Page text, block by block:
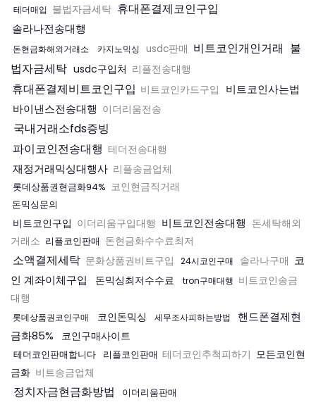
테더매입 불법자금세탁 휴대폰결제코인구입
솔라나전송대행
돈현금화해외거래소 카지노믹싱 usdc판매 비트코인개인거래 불
법자금세탁 usdc구입처 리플전송대행
휴대폰결제비트코인구입 비트코인카드구입
비트코인사는법
바이낸스전송대행 이더리움전송
국내거래소fds증빙
파이코인전송대행 테더전송대행
재정거래믹싱대행사 리플송금업체
롯데상품권현금화94% 코인현금직거래
돈믹싱문의
비트코인구입 이더리움구입대행 비트코인전송대행 돈세탁해외
거래소 리플코인판매 돈현금화수수료최저
소액결제세탁 문화상품권비트구입 24시코인구매 솔라나구매 코
인 계좌이체구입
돈믹싱최저수수료 tron구매대행 비트코인송금
대행
롯데상품권코인구매 코인돈믹싱 세무조사피하는방법
핸드폰결제현
금화85%
코인구매사이트
테더코인판매합니다 리플코인판매 테더코인추척피하기 모든코인현
금화 비트송금업체
정치자금현금화방법 이더리움판매